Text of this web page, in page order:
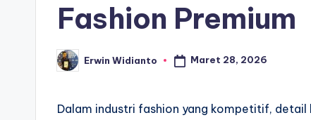
Fashion Premium
Posted
by
Erwin Widianto Maret 28, 2026
Dalam industri fashion yang kompetitif,